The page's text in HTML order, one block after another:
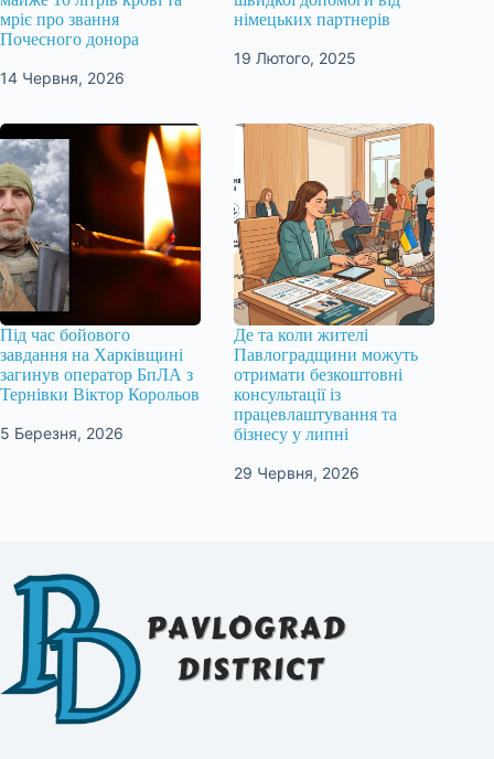
мріє про звання
Почесного донора
14 Червня, 2026
німецьких партнерів
19 Лютого, 2025
Під час бойового
завдання на Харківщині
загинув оператор БпЛА з
Тернівки Віктор Корольов
5 Березня, 2026
Де та коли жителі
Павлоградщини можуть
отримати безкоштовні
консультації із
працевлаштування та
бізнесу у липні
29 Червня, 2026